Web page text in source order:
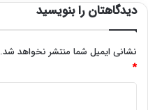
دیدگاهتان را بنویسید
نشانی ایمیل شما منتشر نخواهد شد.
*